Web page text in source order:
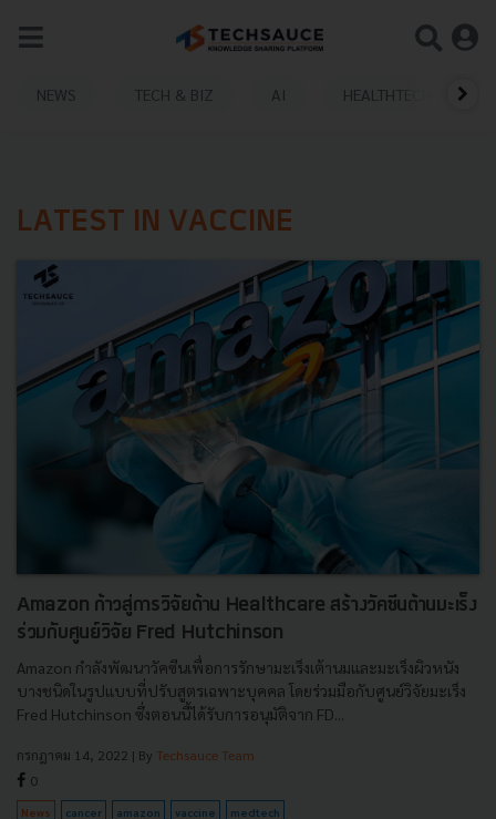
NEWS TECH & BIZ AI HEALTHTECH
LATEST IN VACCINE
Amazon ก้าวสู่การวิจัยด้าน Healthcare สร้างวัคซีนต้านมะเร็ง
ร่วมกับศูนย์วิจัย Fred Hutchinson
Amazon กําลังพัฒนาวัคซีนเพื่อการรักษามะเร็งเต้านมและมะเร็งผิวหนัง
บางชนิดในรูปแบบที่ปรับสูตรเฉพาะบุคคล โดยร่วมมือกับศูนย์วิจัยมะเร็ง
Fred Hutchinson ซึ่งตอนนี้ได้รับการอนุมัติจาก FD...
กรกฎาคม 14, 2022 | By Techsauce Team
0
News cancer amazon vaccine medtech